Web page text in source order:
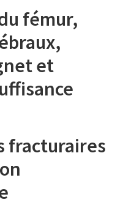
fémur,
et
fracturaires